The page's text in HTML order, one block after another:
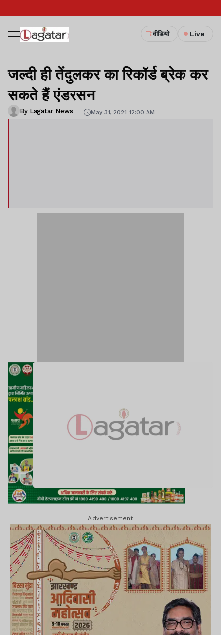
वीडियो Live
जल्दी ही तेंदुलकर का रिकॉर्ड ब्रेक कर
सकते हैं एंडरसन
By Lagatar News May 31, 2021 12:00 AM
Advertisement